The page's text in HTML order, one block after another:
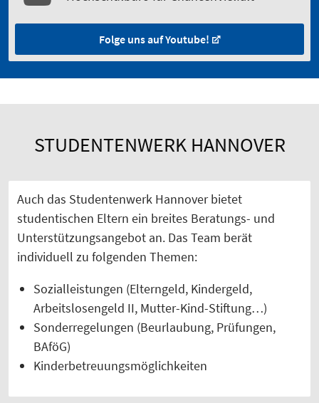
Folge uns auf Youtube!
STUDENTENWERK HANNOVER
Auch das Studentenwerk Hannover bietet
studentischen Eltern ein breites Beratungs- und
Unterstützungsangebot an. Das Team berät
individuell zu folgenden Themen:
Sozialleistungen (Elterngeld, Kindergeld,
Arbeitslosengeld II, Mutter-Kind-Stiftung…)
Sonderregelungen (Beurlaubung, Prüfungen,
BAföG)
Kinderbetreuungsmöglichkeiten